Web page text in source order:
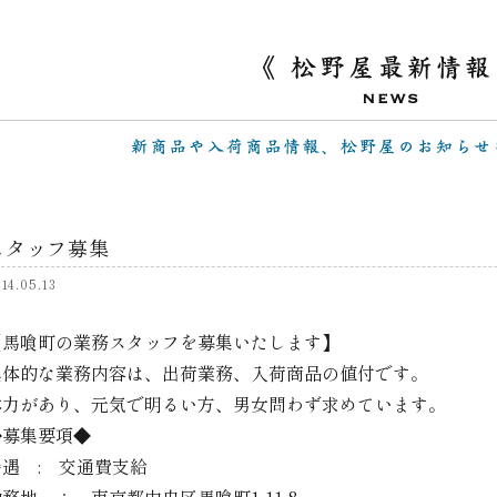
タッフ募集
喰町の業務スタッフを募集いたします】
的な業務内容は、出荷業務、入荷商品の値付です。
があり、元気で明るい方、男女問わず求めています。
集要項◆
遇 : 交通費支給